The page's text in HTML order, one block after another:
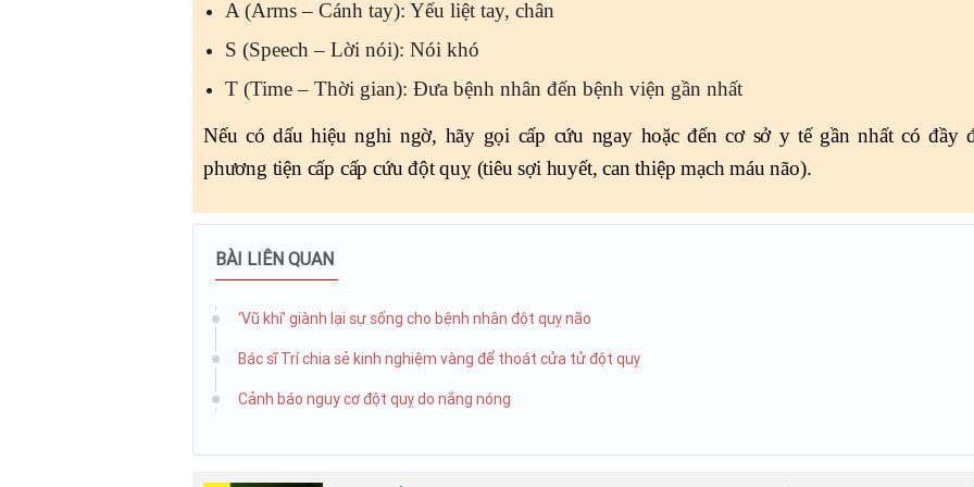
A (Arms – Cánh tay): Yếu liệt tay, chân
S (Speech – Lời nói): Nói khó
T (Time – Thời gian): Đưa bệnh nhân đến bệnh viện gần nhất
Nếu có dấu hiệu nghi ngờ, hãy gọi cấp cứu ngay hoặc đến cơ sở y tế gần nhất có đầy
phương tiện cấp cấp cứu đột quỵ (tiêu sợi huyết, can thiệp mạch máu não).
BÀI LIÊN QUAN
‘Vũ khí’ giành lại sự sống cho bệnh nhân đột quỵ não
Bác sĩ Trí chia sẻ kinh nghiệm vàng để thoát cửa tử đột quỵ
Cảnh báo nguy cơ đột quỵ do nắng nóng